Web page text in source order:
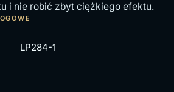
i nie robić zbyt ciężkiego efektu.
LP284-1